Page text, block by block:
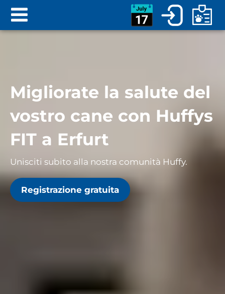
Migliorate la salute del
vostro cane con Huffys
FIT a Erfurt
Unisciti subito alla nostra comunità Huffy.
Registrazione gratuita